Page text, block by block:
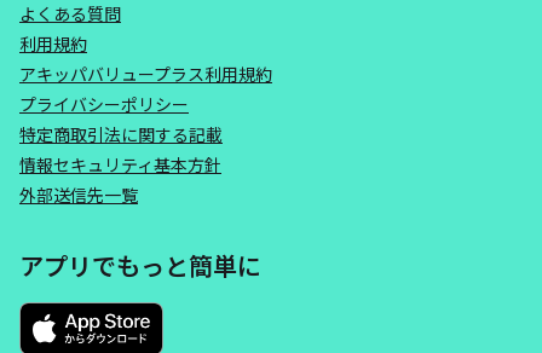
よくある質問
利用規約
アキッパバリュープラス利用規約
プライバシーポリシー
特定商取引法に関する記載
情報セキュリティ基本方針
外部送信先一覧
アプリでもっと簡単に